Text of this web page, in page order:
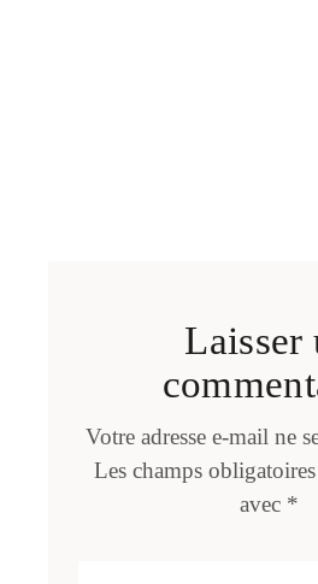
Laisser
Votre adresse e-mail ne
Les champs
avec *